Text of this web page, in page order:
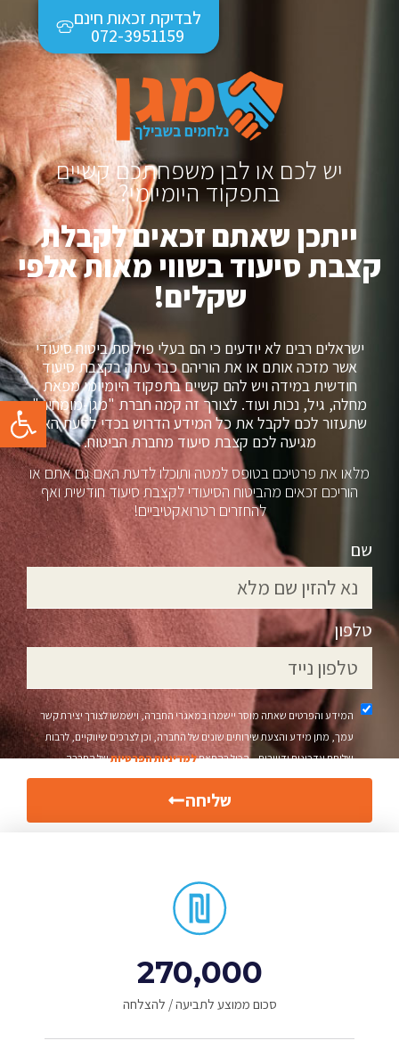
פתח
לבדיקת זכאות חינם
072-3951159
יש לכם או לבן משפחתכם קשיים
בתפקוד היומיומי?
ייתכן שאתם זכאים לקבלת
קצבת סיעוד בשווי מאות אלפי
שקלים!
ישראלים רבים לא יודעים כי הם בעלי פוליסת ביטוח סיעודי
אשר מזכה אותם או את הוריהם כבר עתה בקצבת סיעוד
חודשית במידה ויש להם קשיים בתפקוד היומיומי מפאת
מחלה, גיל, נכות ועוד. לצורך זה קמה חברת "מגן-מומחים"
שתעזור לכם לקבל את כל המידע הדרוש בכדי לדעת האם
מגיעה לכם קצבת סיעוד מחברת הביטוח.
מלאו את פרטיכם בטופס למטה ותוכלו לדעת האם גם אתם או
הוריכם זכאים מהביטוח הסיעודי לקצבת סיעוד חודשית ואף
להחזרים רטרואקטיביים!
שם
טלפון
המידע והפרטים שאתה מוסר יישמרו במאגרי החברה, וישמשו לצורך יצירת קשר
עמך, מתן מידע והצעת שירותים שונים של החברה, וכן לצרכים שיווקיים, לרבות
שליחת עדכונים ודיוורים – הכול בהתאםלמדיניות הפרטיותשל החברה.
שליחה
סכום ממוצע לתביעה / להצלחה
270,000